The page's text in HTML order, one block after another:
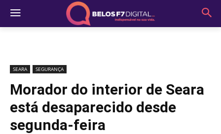
SEARA SEGURANÇA
Morador do interior de Seara
está desaparecido desde
segunda-feira